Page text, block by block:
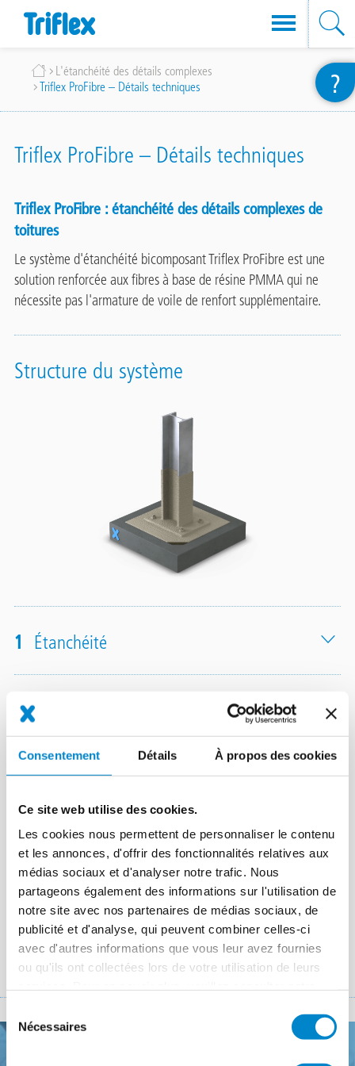
Consentement Détails À propos des cookies
Ce site web utilise des cookies.
Les cookies nous permettent de personnaliser le contenu
et les annonces, d'offrir des fonctionnalités relatives aux
médias sociaux et d'analyser notre trafic. Nous
partageons également des informations sur l'utilisation de
notre site avec nos partenaires de médias sociaux, de
publicité et d'analyse, qui peuvent combiner celles-ci
avec d'autres informations que vous leur avez fournies
ou qu'ils ont collectées lors de votre utilisation de leurs
du Nécessaires
Fil
d'Ariane
L'étanchéité des détails complexes
Triflex ProFibre – Détails techniques
Triflex ProFibre – Détails techniques
Triflex ProFibre : étanchéité des détails complexes de
toitures
Le système d'étanchéité bicomposant Triflex ProFibre est une
solution renforcée aux fibres à base de résine PMMA qui ne
nécessite pas l'armature de voile de renfort supplémentaire.
Structure du système
1 Étanchéité
Garantie
dans les catégories de performance les plus élevées selon des
agréments européens.
Triflex ProFibre présente une réaction au feu certifiée conforme
à la norme DIN EN 13501-5 : BRoof (t1) et NF EN 13501-1 :
classe E.
?